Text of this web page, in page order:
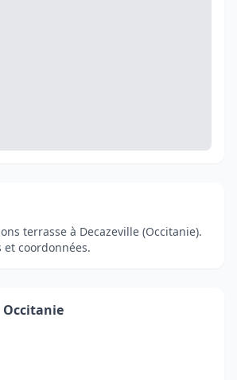
terrasse à Decazeville (Occitanie).
et coordonnées.